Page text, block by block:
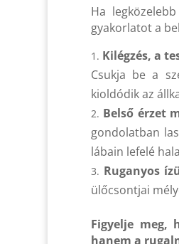
Ha
gyakorlatot a
Kilégzés, a
Csukja be a
kioldódik az
Belső érzet
gondolatban
lábain lefelé
Ruganyos
ülőcsontjai
Figyelje meg,
hanem a